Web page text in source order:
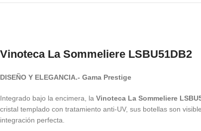
Vinoteca La Sommeliere LSBU51DB2
DISEÑO Y ELEGANCIA.- Gama Prestige
Integrado bajo la encimera, la Vinoteca La Sommeliere
cristal templado con tratamiento anti-UV, sus botellas son
integración perfecta.